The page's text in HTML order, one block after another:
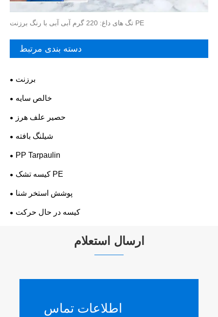
تگ های داغ: 220 گرم آبی آبی با رنگ برزنت PE
دسته بندی مرتبط
برزنت
خالص سایه
حصیر علف هرز
شیلنگ بافته
PP Tarpaulin
کیسه تشک PE
پوشش استخر شنا
کیسه در حال حرکت
ارسال استعلام
اطلاعات تماس